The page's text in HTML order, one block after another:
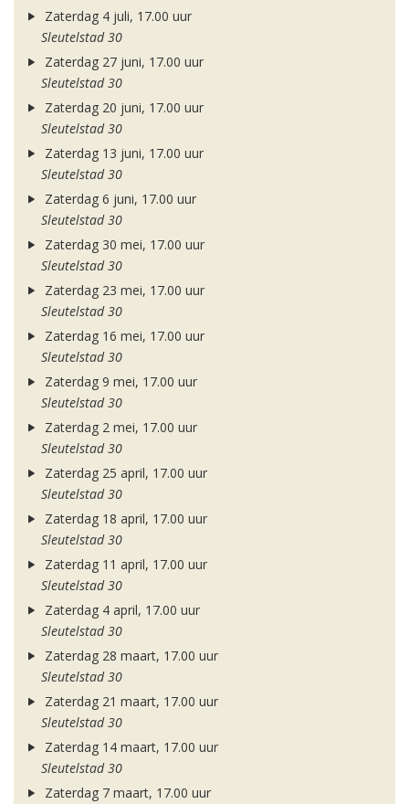
Zaterdag 4 juli, 17.00 uur
Sleutelstad 30
Zaterdag 27 juni, 17.00 uur
Sleutelstad 30
Zaterdag 20 juni, 17.00 uur
Sleutelstad 30
Zaterdag 13 juni, 17.00 uur
Sleutelstad 30
Zaterdag 6 juni, 17.00 uur
Sleutelstad 30
Zaterdag 30 mei, 17.00 uur
Sleutelstad 30
Zaterdag 23 mei, 17.00 uur
Sleutelstad 30
Zaterdag 16 mei, 17.00 uur
Sleutelstad 30
Zaterdag 9 mei, 17.00 uur
Sleutelstad 30
Zaterdag 2 mei, 17.00 uur
Sleutelstad 30
Zaterdag 25 april, 17.00 uur
Sleutelstad 30
Zaterdag 18 april, 17.00 uur
Sleutelstad 30
Zaterdag 11 april, 17.00 uur
Sleutelstad 30
Zaterdag 4 april, 17.00 uur
Sleutelstad 30
Zaterdag 28 maart, 17.00 uur
Sleutelstad 30
Zaterdag 21 maart, 17.00 uur
Sleutelstad 30
Zaterdag 14 maart, 17.00 uur
Sleutelstad 30
Zaterdag 7 maart, 17.00 uur